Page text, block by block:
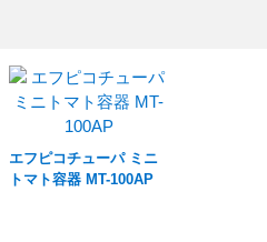
エフピコチューパ ミニ
トマト容器 MT-100AP